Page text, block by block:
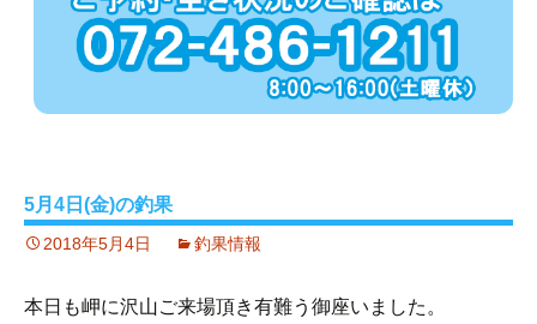
5月4日(金)の釣果
2018年5月4日 釣果情報
本日も岬に沢山ご来場頂き有難う御座いました。